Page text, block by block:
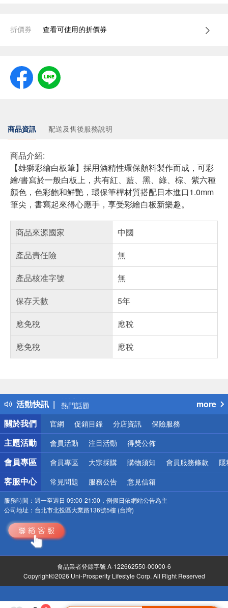
折價券 查看可使用的折價券
商品資訊 配送及售後服務說明
商品介紹:
【雄獅彩繪白板筆】採用酒精性環保顏料製作而成，可彩
繪/書寫於一般白板上，共有紅、藍、黑、綠、棕、紫六種
顏色，色彩飽和鮮艷，環保筆桿材質搭配日本進口1.0mm
筆尖，書寫起來得心應手，享受彩繪白板新樂趣。
商品來源國家
中國
產品責任險
無
產品核准字號
無
保存天數
5年
應免稅
應稅
應免稅
應稅
活動快訊
得獎公告
熱門話題
銀行優惠
偏遠地區配送
詐騙網頁！請小心！
more
關於我們
官網 促銷目錄 分店資訊 保險服務
主題活動 會員活動 注目活動 得獎公佈
會員專區 會員專區 大宗採購 購物須知 會員服務條款 隱
客服中心 常見問題 服務公告 意見信箱
服務時間： 週一至週日 09:00-21:00，例假日依網站公告為主
公司地址： 台北市北投區大業路136號5樓 (台灣)
食品業者登錄字號 A-122662550-00000-6
Copyright©2026 Uni-Prosperity Lifestyle Corp. All Right Reserved